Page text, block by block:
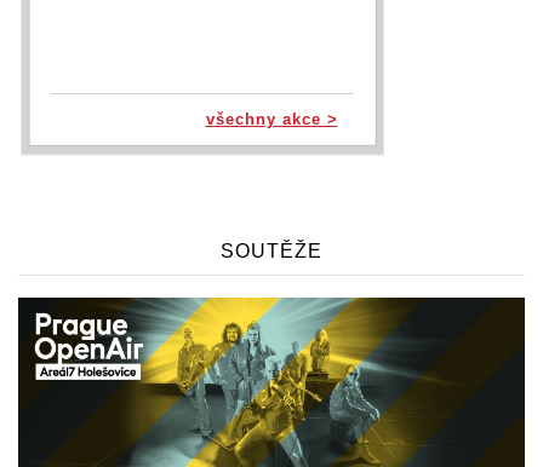
všechny akce >
SOUTĚŽE